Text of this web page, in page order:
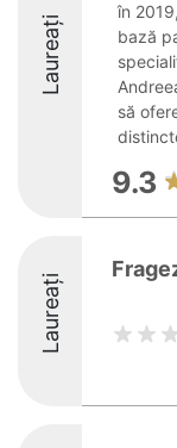
Laureați
în
bază
să
9.3
Laureați